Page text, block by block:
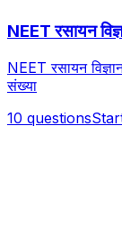
NEET रसायन
NEET रसायन
संख्या
10 questions